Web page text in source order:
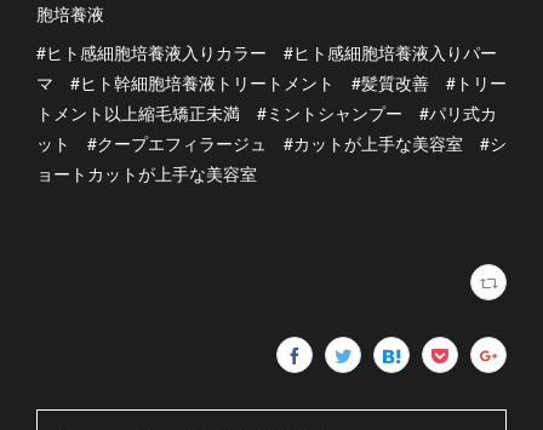
胞培養液
#ヒト感細胞培養液入りカラー #ヒト感細胞培養液入りパー
マ #ヒト幹細胞培養液トリートメント #髪質改善 #トリー
トメント以上縮毛矯正未満 #ミントシャンプー #パリ式カ
ット #クープエフィラージュ #カットが上手な美容室 #シ
ョートカットが上手な美容室